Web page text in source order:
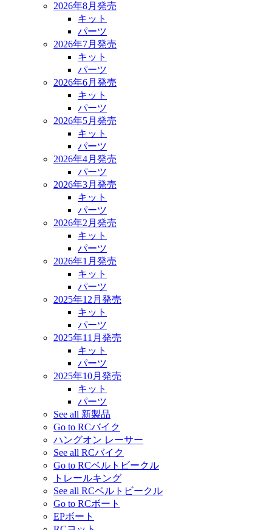
2026年8月発売
キット
パーツ
2026年7月発売
キット
パーツ
2026年6月発売
キット
パーツ
2026年5月発売
キット
パーツ
2026年4月発売
パーツ
2026年3月発売
キット
パーツ
2026年2月発売
キット
パーツ
2026年1月発売
キット
パーツ
2025年12月発売
キット
パーツ
2025年11月発売
キット
パーツ
2025年10月発売
キット
パーツ
See all 新製品
Go to RCバイク
ハングオン レーサー
See all RCバイク
Go to RCベルトビークル
トレールキング
See all RCベルトビークル
Go to RCボート
EPボート